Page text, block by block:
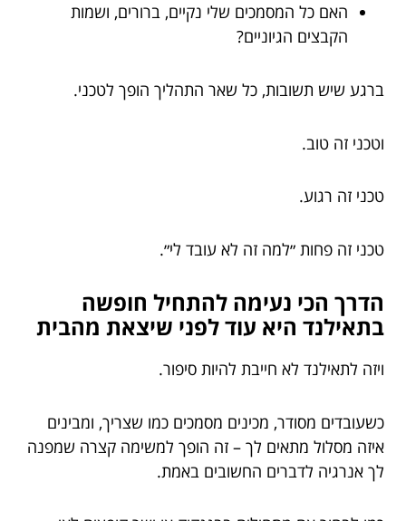
האם כל המסמכים שלי נקיים, ברורים, ושמות
הקבצים הגיוניים?
ברגע שיש תשובות, כל שאר התהליך הופך לטכני.
וטכני זה טוב.
טכני זה רגוע.
טכני זה פחות ״למה זה לא עובד לי״.
הדרך הכי נעימה להתחיל חופשה
בתאילנד היא עוד לפני שיצאת מהבית
ויזה לתאילנד לא חייבת להיות סיפור.
כשעובדים מסודר, מכינים מסמכים כמו שצריך, ומבינים
איזה מסלול מתאים לך – זה הופך למשימה קצרה שמפנה
לך אנרגיה לדברים החשובים באמת.